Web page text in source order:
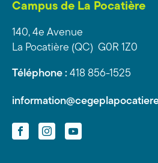
Campus de La Pocatière
140, 4e Avenue
La Pocatière (QC) G0R 1Z0
Téléphone : 418 856-1525
FacebookInstagramYouTube